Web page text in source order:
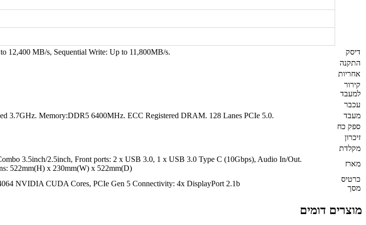
דיסק
12,400 MB/s, Sequential Write: Up to 11,800MB/s.
התקנה
אחריות
קירור
למעבד
עכבר
מעבד
3.7GHz. Memory:DDR5 6400MHz. ECC Registered DRAM. 128 Lanes PCIe 5.0.
ספק כח
זיכרון
מקלדת
מארז
3.5inch/2.5inch, Front ports: 2 x USB 3.0, 1 x USB 3.0 Type C (10Gbps), Audio In/Out.
522mm(H) x 230mm(W) x 522mm(D)
כרטיס
מסך
NVIDIA CUDA Cores, PCIe Gen 5 Connectivity: 4x DisplayPort 2.1b
מוצרים דומים